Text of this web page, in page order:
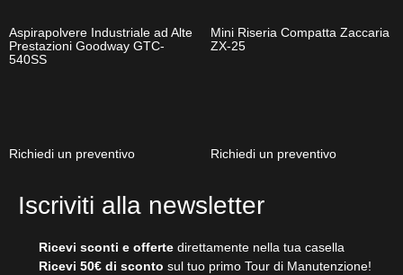
Aspirapolvere Industriale ad Alte
Prestazioni Goodway GTC-
540SS
Richiedi un preventivo
Mini Riseria Compatta Zaccaria
ZX-25
Richiedi un preventivo
Iscriviti alla newsletter
Ricevi sconti e offertedirettamente nella tua casella
Ricevi 50€ di sconto sul tuo primo Tour di Manutenzione!